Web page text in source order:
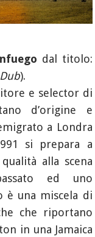
dal titolo:
).
e selector di
d’origine e
a Londra
si prepara a
alla scena
ed uno
è una miscela di
che riportano
in una Jamaica